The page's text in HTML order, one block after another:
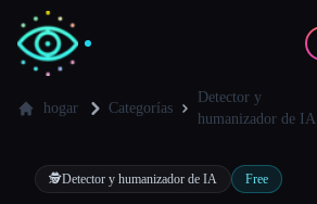
hogar Categorías
Detector y
humanizador de IA
🕵️Detector y humanizador de IA Free